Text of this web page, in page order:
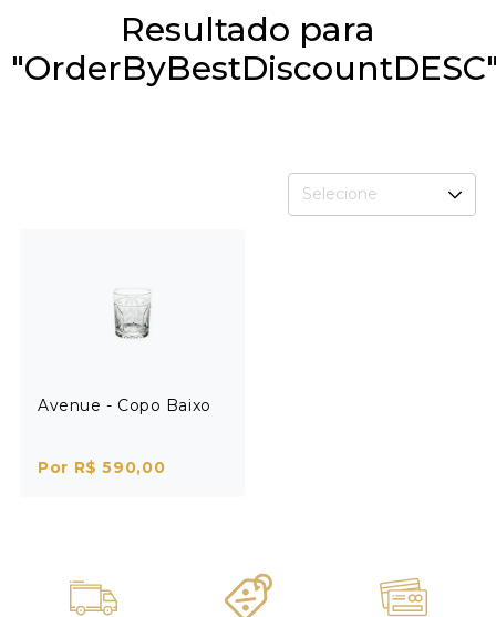
Resultado para
Selecione
Avenue - Copo Baixo
Por R$ 590,00